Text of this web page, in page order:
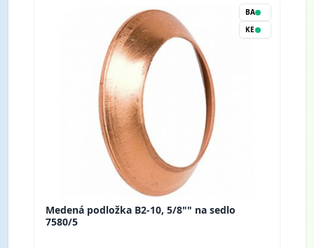
BA
KE
Medená podložka B2-10, 5/8"" na sedlo
7580/5